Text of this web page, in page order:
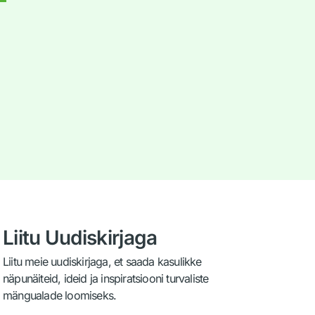
Liitu Uudiskirjaga
Liitu meie uudiskirjaga, et saada kasulikke
näpunäiteid, ideid ja inspiratsiooni turvaliste
mängualade loomiseks.